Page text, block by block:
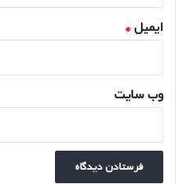
ایمیل*
وب‌ سایت